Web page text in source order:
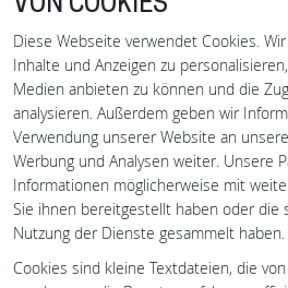
VON COOKIES
Diese Webseite verwendet Cookies.
Inhalte und Anzeigen zu
Medien anbieten zu können und die
analysieren. Außerdem geben wir
Verwendung unserer Website an
Werbung und Analysen weiter. Unsere
Informationen möglicherweise mit
Sie ihnen bereitgestellt haben oder die
Nutzung der Dienste gesammelt haben.
Cookies sind kleine Textdateien, die